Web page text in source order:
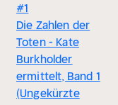
#1
Die Zahlen der
Toten - Kate
Burkholder
ermittelt, Band 1
(Ungekürzte